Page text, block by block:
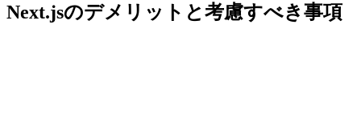
Next.jsのデメリットと考慮すべき事項